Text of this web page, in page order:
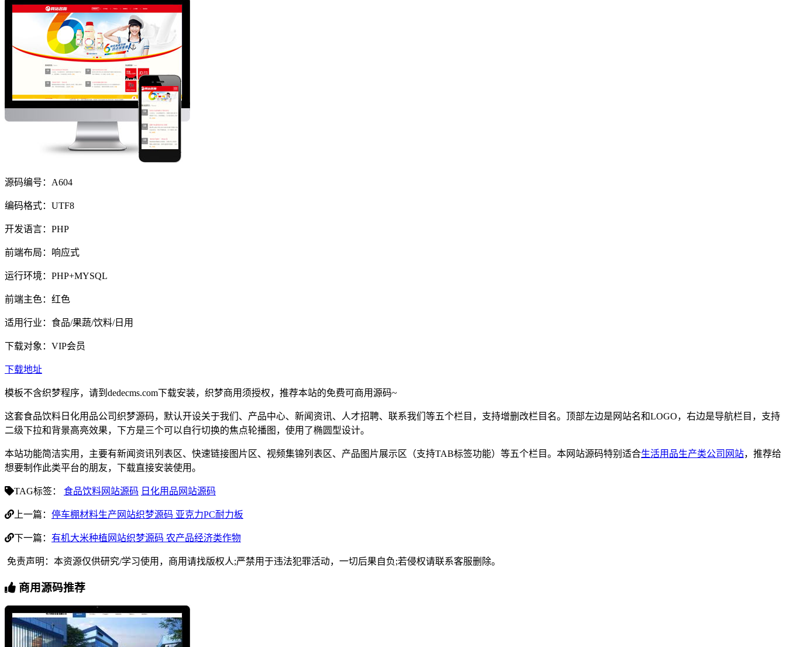
源码编号：A604
编码格式：UTF8
开发语言：PHP
前端布局：响应式
运行环境：PHP+MYSQL
前端主色：红色
适用行业：食品/果蔬/饮料/日用
下载对象：VIP会员
下载地址
模板不含织梦程序，请到dedecms.com下载安装，织梦商用须授权，推荐本站的免费可商用源码~
这套食品饮料日化用品公司织梦源码，默认开设关于我们、产品中心、新闻资讯、人才招聘、联系我们等五个栏目，支持增删改栏目名。顶部左边是网站名和LOGO，右边是导航栏目，支持
二级下拉和背景高亮效果，下方是三个可以自行切换的焦点轮播图，使用了椭圆型设计。
本站功能简洁实用，主要有新闻资讯列表区、快速链接图片区、视频集锦列表区、产品图片展示区（支持TAB标签功能）等五个栏目。本网站源码特别适合生活用品生产类公司网站，推荐给
想要制作此类平台的朋友，下载直接安装使用。
TAG标签： 食品饮料网站源码 日化用品网站源码
上一篇： 停车棚材料生产网站织梦源码 亚克力PC耐力板
下一篇： 有机大米种植网站织梦源码 农产品经济类作物
免责声明：本资源仅供研究/学习使用，商用请找版权人;严禁用于违法犯罪活动，一切后果自负;若侵权请联系客服删除。
商用源码推荐